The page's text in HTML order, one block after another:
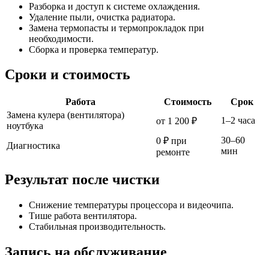
Разборка и доступ к системе охлаждения.
Удаление пыли, очистка радиатора.
Замена термопасты и термопрокладок при
необходимости.
Сборка и проверка температур.
Сроки и стоимость
Работа Стоимость
Срок
Замена кулера (вентилятора)
ноутбука
от 1 200 ₽ 1–2 часа
Диагностика
0 ₽ при
ремонте
30–60
мин
Результат после чистки
Снижение температуры процессора и видеочипа.
Тише работа вентилятора.
Стабильная производительность.